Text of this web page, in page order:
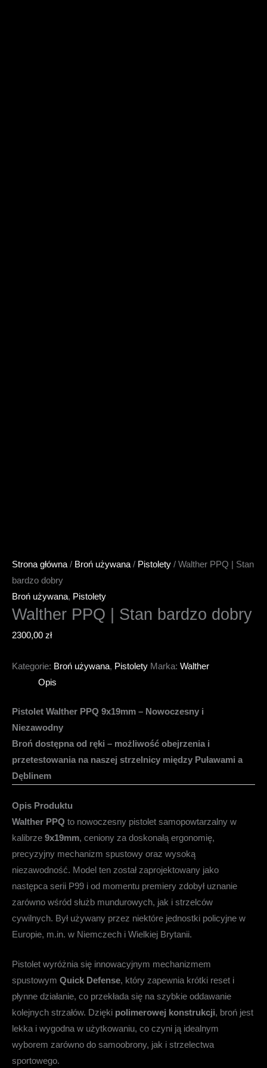
Strona główna/ Broń używana/ Pistolety / Walther PPQ | Stan
bardzo dobry
Broń używana, Pistolety
Walther PPQ | Stan bardzo dobry
2300,00 zł
Kategorie: Broń używana, Pistolety Marka: Walther
Opis
Pistolet Walther PPQ 9x19mm – Nowoczesny i
Niezawodny
Broń dostępna od ręki – możliwość obejrzenia i
przetestowania na naszej strzelnicy między Puławami a
Dęblinem
Opis Produktu
Walther PPQ to nowoczesny pistolet samopowtarzalny w
kalibrze 9x19mm, ceniony za doskonałą ergonomię,
precyzyjny mechanizm spustowy oraz wysoką
niezawodność. Model ten został zaprojektowany jako
następca serii P99 i od momentu premiery zdobył uznanie
zarówno wśród służb mundurowych, jak i strzelców
cywilnych. Był używany przez niektóre jednostki policyjne w
Europie, m.in. w Niemczech i Wielkiej Brytanii.
Pistolet wyróżnia się innowacyjnym mechanizmem
spustowym Quick Defense, który zapewnia krótki reset i
płynne działanie, co przekłada się na szybkie oddawanie
kolejnych strzałów. Dzięki polimerowej konstrukcji, broń jest
lekka i wygodna w użytkowaniu, co czyni ją idealnym
wyborem zarówno do samoobrony, jak i strzelectwa
sportowego.